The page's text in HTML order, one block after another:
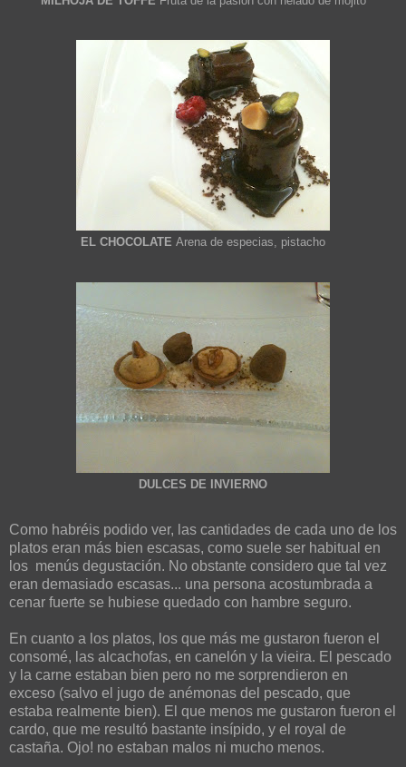
EL CHOCOLATE Arena de especias, pistacho
DULCES DE INVIERNO
Como habréis podido ver, las cantidades de cada uno de los
platos eran más bien escasas, como suele ser habitual en
los menús degustación. No obstante considero que tal vez
eran demasiado escasas... una persona acostumbrada a
cenar fuerte se hubiese quedado con hambre seguro.
En cuanto a los platos, los que más me gustaron fueron el
consomé, las alcachofas, en canelón y la vieira. El pescado
y la carne estaban bien pero no me sorprendieron en
exceso (salvo el jugo de anémonas del pescado, que
estaba realmente bien). El que menos me gustaron fueron el
cardo, que me resultó bastante insípido, y el royal de
castaña. Ojo! no estaban malos ni mucho menos.